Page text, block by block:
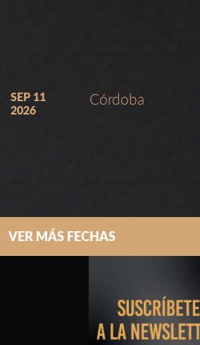
SEP 11
2026
Córdoba
VER MÁS FECHAS